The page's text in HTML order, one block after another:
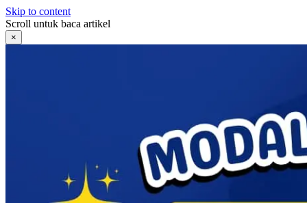
Skip to content
Scroll untuk baca artikel
×